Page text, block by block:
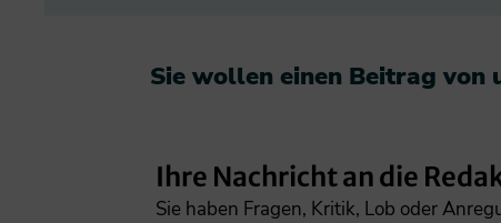
Sie wollen einen Beitrag von
Ihre Nachricht an die
Sie haben Fragen, Kritik, Lob oder